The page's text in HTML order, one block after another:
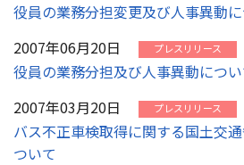
役員の業務分担変更及び人事異動
2007年06月20日
プレスリリース
役員の業務分担及び人事異動につ
2007年03月20日
プレスリリース
バス不正車検取得に関する国土交
ついて